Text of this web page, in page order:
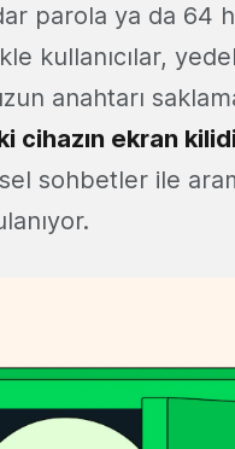
parola ya da 64
kullanıcılar,
anahtarı
cihazın ekran
sohbetler ile